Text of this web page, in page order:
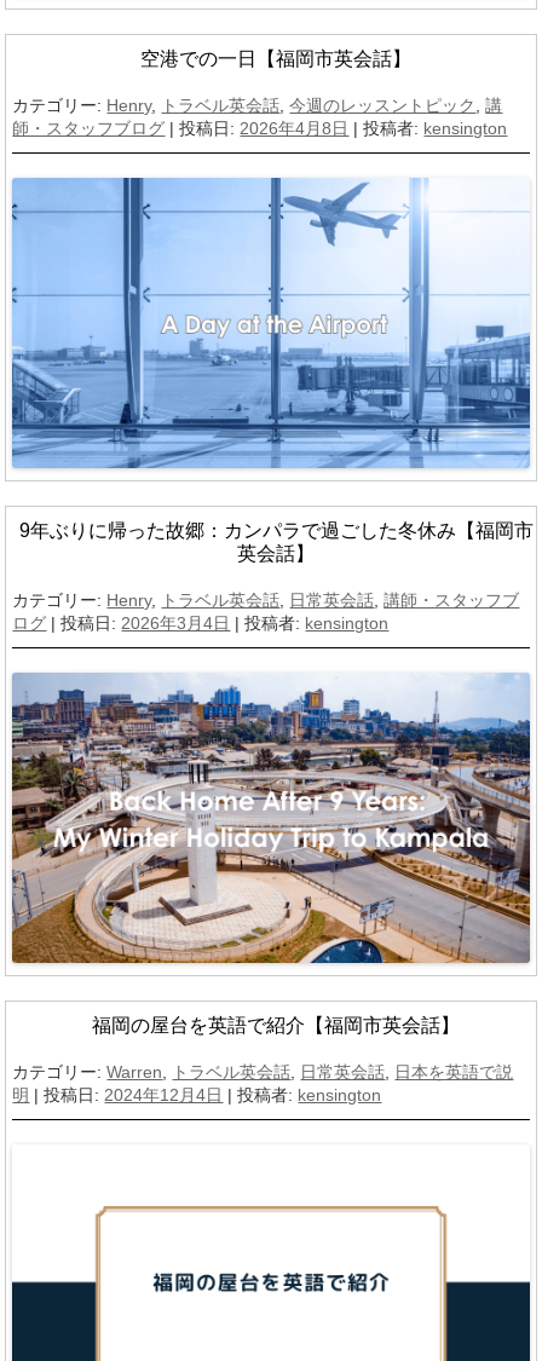
空港での一日【福岡市英会話】
カテゴリー: Henry, トラベル英会話 ,今週のレッスントピック ,講
師・スタッフブログ | 投稿日: 2026年4月8日 |投稿者: kensington
9年ぶりに帰った故郷：カンパラで過ごした冬休み【福岡市
英会話】
カテゴリー: Henry, トラベル英会話, 日常英会話,講師・スタッフブ
ログ | 投稿日:2026年3月4日 |投稿者: kensington
福岡の屋台を英語で紹介【福岡市英会話】
カテゴリー:Warren, トラベル英会話, 日常英会話, 日本を英語で説
明 | 投稿日:2024年12月4日 |投稿者: kensington